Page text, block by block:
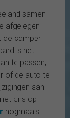
samen
afgelegen
de camper
is het
te passen,
of de auto te
aan
ons op
nogmaals